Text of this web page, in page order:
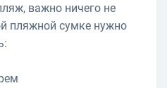
важно ничего не
пляжной сумке нужно